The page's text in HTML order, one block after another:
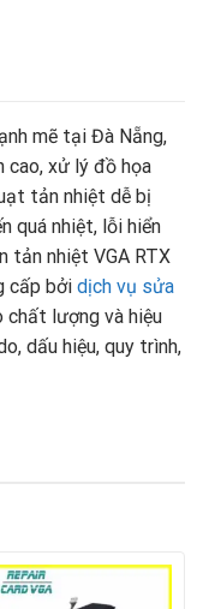
mẽ tại Đà Nẵng,
cao, xử lý đồ họa
tản nhiệt dễ bị
quá nhiệt, lỗi hiển
tản nhiệt VGA RTX
cấp bởi dịch vụ sửa
chất lượng và hiệu
dấu hiệu, quy trình,
VGA RTX
Khi quạt hỏng,